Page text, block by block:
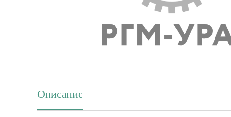
Описание
(активная вкладка)